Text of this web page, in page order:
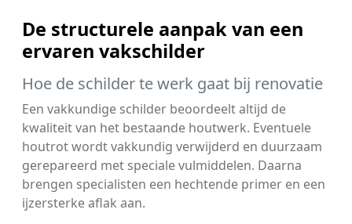
De structurele aanpak van een
ervaren vakschilder
Hoe de schilder te werk gaat bij renovatie
Een vakkundige schilder beoordeelt altijd de
kwaliteit van het bestaande houtwerk. Eventuele
houtrot wordt vakkundig verwijderd en duurzaam
gerepareerd met speciale vulmiddelen. Daarna
brengen specialisten een hechtende primer en een
ijzersterke aflak aan.